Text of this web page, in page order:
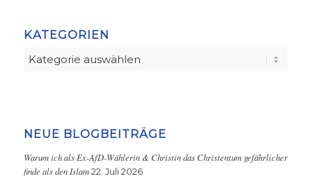
KATEGORIEN
Kategorien
NEUE BLOGBEITRÄGE
Warum ich als Ex-AfD-Wählerin & Christin das Christentum gefährlicher
finde als den Islam 22. Juli 2026